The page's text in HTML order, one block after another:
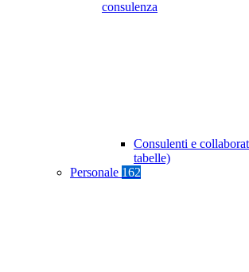
consulenza
Consulenti e
tabelle)
Personale 162